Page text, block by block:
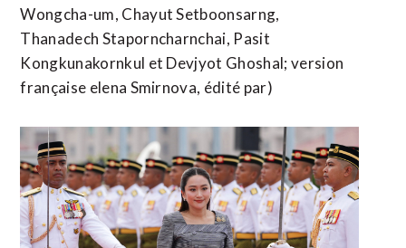
Wongcha-um, Chayut Setboonsarng,
Thanadech Staporncharnchai, Pasit
Kongkunakornkul et Devjyot Ghoshal; version
française elena Smirnova, édité par)